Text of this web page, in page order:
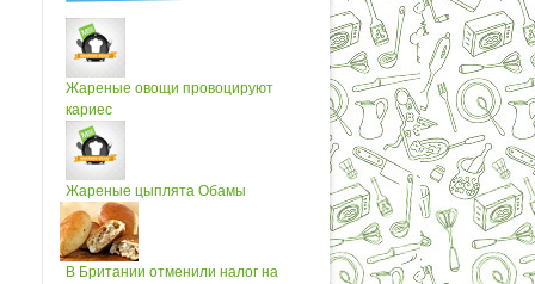
Жареные овощи провоцируют
кариес
Жареные цыплята Обамы
В Британии отменили налог на